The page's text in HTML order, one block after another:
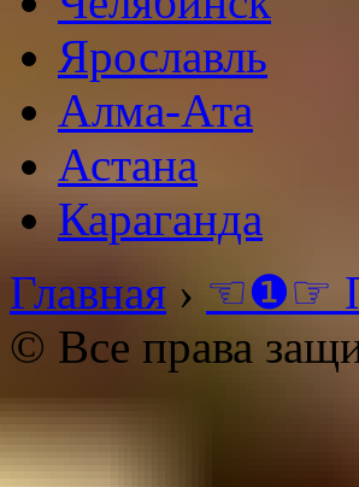
Ярославль
Алма-Ата
Астана
Караганда
Главная › ☜❶☞
© Все права